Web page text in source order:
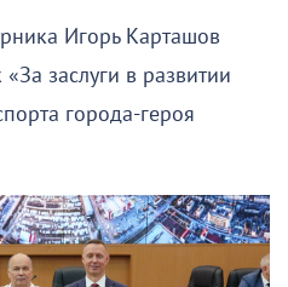
Игорь Карташов
заслуги в развитии
города-героя